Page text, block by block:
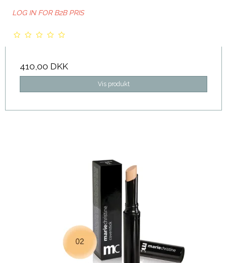
LOG IN FOR B2B PRIS
410,00 DKK
Vis produkt